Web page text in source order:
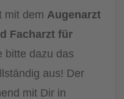
mit dem Augenarzt
Facharzt für
bitte dazu das
aus! Der
mit Dir in